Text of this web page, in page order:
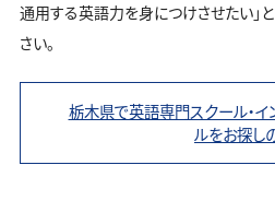
通用する英語力を身につけさせたい」
さい。
栃木県で英語専門スクール・イ
ルをお探し